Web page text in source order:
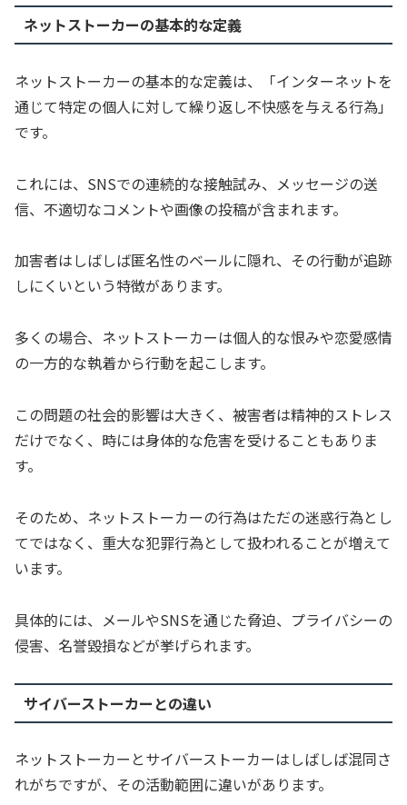
ネットストーカーの基本的な定義
ネットストーカーの基本的な定義は、「インターネットを
通じて特定の個人に対して繰り返し不快感を与える行為」
です。
これには、SNSでの連続的な接触試み、メッセージの送
信、不適切なコメントや画像の投稿が含まれます。
加害者はしばしば匿名性のベールに隠れ、その行動が追跡
しにくいという特徴があります。
多くの場合、ネットストーカーは個人的な恨みや恋愛感情
の一方的な執着から行動を起こします。
この問題の社会的影響は大きく、被害者は精神的ストレス
だけでなく、時には身体的な危害を受けることもありま
す。
そのため、ネットストーカーの行為はただの迷惑行為とし
てではなく、重大な犯罪行為として扱われることが増えて
います。
具体的には、メールやSNSを通じた脅迫、プライバシーの
侵害、名誉毀損などが挙げられます。
サイバーストーカーとの違い
ネットストーカーとサイバーストーカーはしばしば混同さ
れがちですが、その活動範囲に違いがあります。